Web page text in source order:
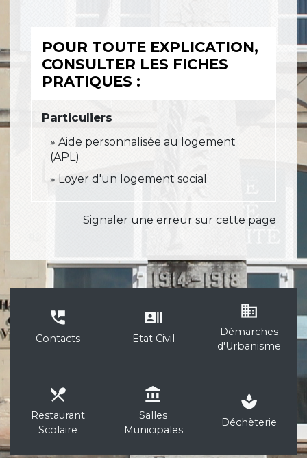
POUR TOUTE EXPLICATION,
CONSULTER LES FICHES
PRATIQUES :
Particuliers
Aide personnalisée au logement
(APL)
Loyer d'un logement social
Signaler une erreur sur cette page
perm_phone_msg
Contacts
recent_actors
Etat Civil
business
Démarches
d'Urbanisme
local_dining
Restaurant
Scolaire
account_balance
Salles
Municipales
spa
Déchèterie